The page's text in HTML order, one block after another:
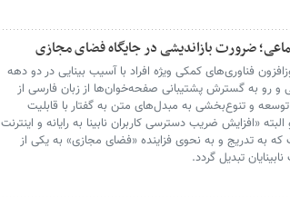
ضرورت بازاندیشی در جایگاه فضای مجازی
فناوری‌‏های کمکی ویژه افراد با آسیب بینایی در دو دهه
و رو به گسترش پشتیبانی صفحه‌‏خوان‌‏ها از زبان فارسی از
«طراحی، توسعه و تنوع‌‏بخشی به مبدل‌‏های متن به گفتار با قابلیت
«افزایش ضریب دسترسی کاربران نابینا به رایانه و اینترنت
که به‏ تدریج و به ‏نحوی فزاینده «فضای مجازی» به یکی از
تبدیل گردد.